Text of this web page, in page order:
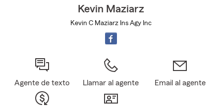
Kevin Maziarz
Kevin C Maziarz Ins Agy Inc
Agente de texto Llamar al agente Email al agente